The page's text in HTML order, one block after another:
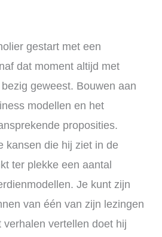
gestart met een
dat moment altijd met
geweest. Bouwen aan
modellen en het
proposities.
kansen die hij ziet in de
ter plekke een aantal
Je kunt zijn
van één van zijn lezingen
verhalen vertellen doet hij